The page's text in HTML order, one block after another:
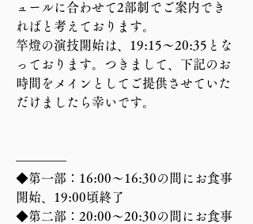
ュールに合わせて2部制でご案内でき
ればと考えております。
竿燈の演技開始は、19:15〜20:35とな
っております。つきまして、下記のお
時間をメインとしてご提供させていた
だけましたら幸いです。
————
◆第一部：16:00〜16:30の間にお食事
開始、19:00頃終了
◆第二部：20:00〜20:30の間にお食事